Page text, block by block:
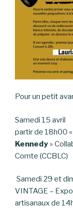
Pour un petit
Samedi 15
partir de 18h00 «
Kennedy »
Comte (CCBLC)
Samedi 29 et
VINTAGE –
artisanaux de